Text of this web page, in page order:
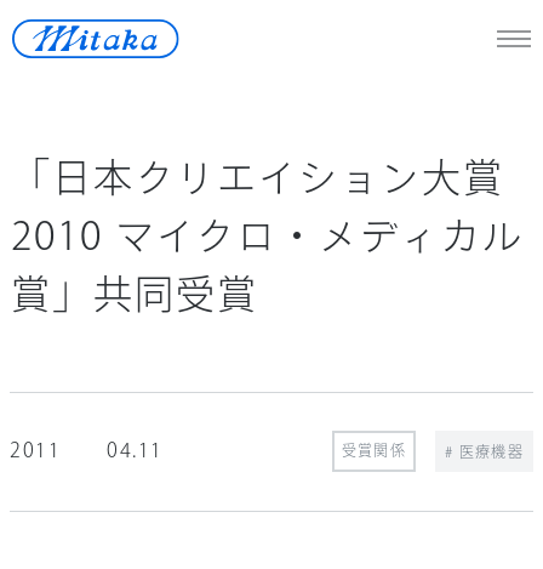
天体望遠鏡
医療機器
測定機器
再生可能エネルギー
ロストワックス
「日本クリエイション大賞
2010 マイクロ・メディカル
賞」共同受賞
2011 04.11 受賞関係 # 医療機器